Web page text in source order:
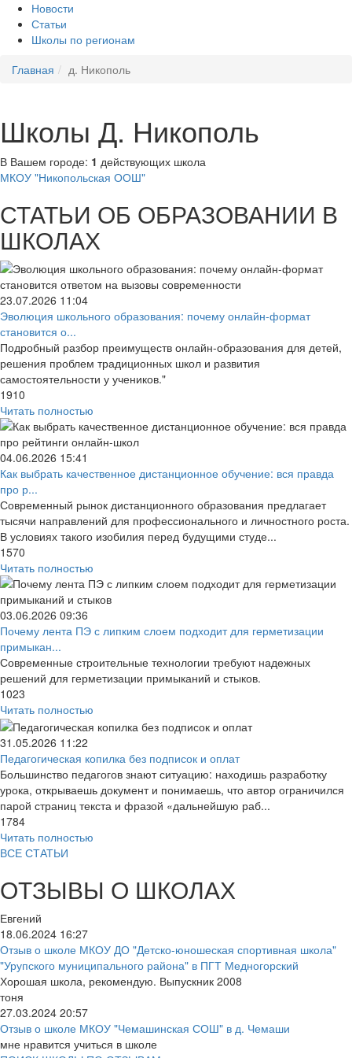
Новости
Статьи
Школы по регионам
Главная
д. Никополь
Школы Д. Никополь
В Вашем городе: 1 действующих школа
МКОУ "Никопольская ООШ"
СТАТЬИ ОБ ОБРАЗОВАНИИ В
ШКОЛАХ
23.07.2026 11:04
Эволюция школьного образования: почему онлайн-формат
становится о...
Подробный разбор преимуществ онлайн-образования для детей,
решения проблем традиционных школ и развития
самостоятельности у учеников."
1910
Читать полностью
04.06.2026 15:41
Как выбрать качественное дистанционное обучение: вся правда
про р...
Современный рынок дистанционного образования предлагает
тысячи направлений для профессионального и личностного роста.
В условиях такого изобилия перед будущими студе...
1570
Читать полностью
03.06.2026 09:36
Почему лента ПЭ с липким слоем подходит для герметизации
примыкан...
Современные строительные технологии требуют надежных
решений для герметизации примыканий и стыков.
1023
Читать полностью
31.05.2026 11:22
Педагогическая копилка без подписок и оплат
Большинство педагогов знают ситуацию: находишь разработку
урока, открываешь документ и понимаешь, что автор ограничился
парой страниц текста и фразой «дальнейшую раб...
1784
Читать полностью
ВСЕ СТАТЬИ
ОТЗЫВЫ О ШКОЛАХ
Евгений
18.06.2024 16:27
Отзыв о школе МКОУ ДО "Детско-юношеская спортивная школа"
"Урупского муниципального района" в ПГТ Медногорский
Хорошая школа, рекомендую. Выпускник 2008
тоня
27.03.2024 20:57
Отзыв о школе МКОУ "Чемашинская СОШ" в д. Чемаши
мне нравится учиться в школе